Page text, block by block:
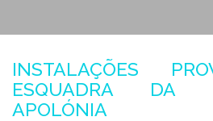
INSTALAÇÕES
ESQUADRA DA
APOLÓNIA